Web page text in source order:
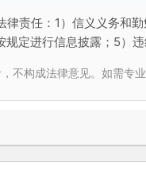
律责任：1）信义义务和
定进行信息披露；5）违
，不构成法律意见。如需专